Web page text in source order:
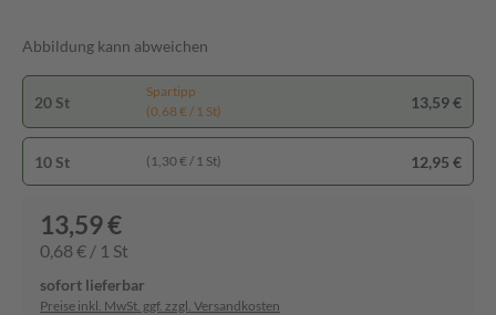
Abbildung kann abweichen
20 St
Spartipp
(0,68 € / 1 St)
13,59 €
10 St (1,30 € / 1 St) 12,95 €
13,59 €
0,68 € / 1 St
sofort lieferbar
Preise inkl. MwSt. ggf. zzgl. Versandkosten